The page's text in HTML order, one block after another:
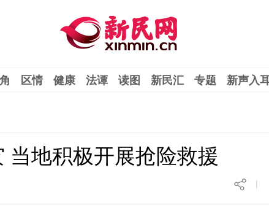
区情 健康 法谭 读图 新民汇 专题 新声入
当地积极开展抢险救援
|